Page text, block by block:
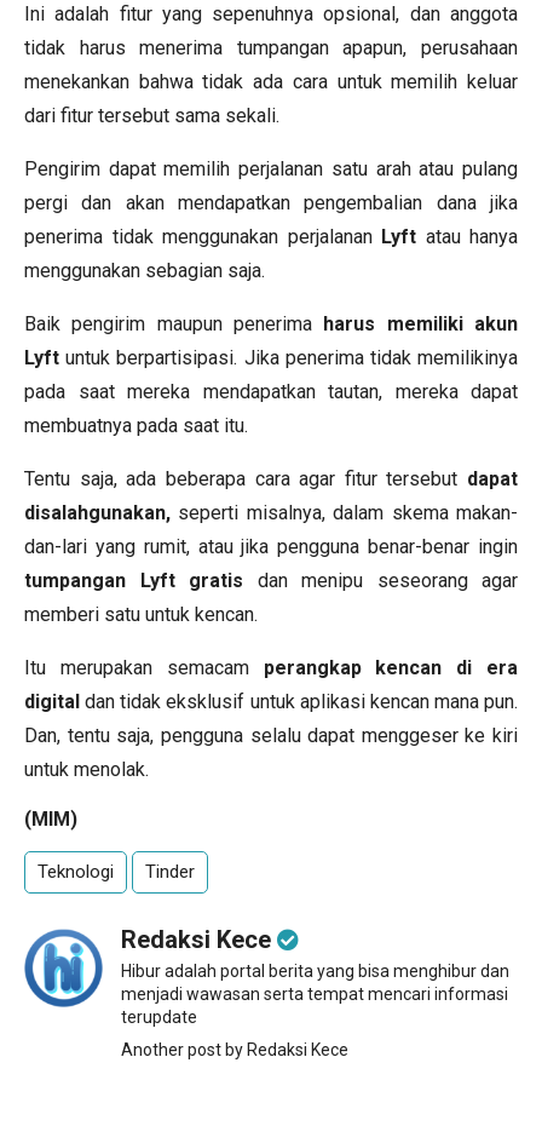
Ini adalah fitur yang sepenuhnya opsional, dan anggota
tidak harus menerima tumpangan apapun, perusahaan
menekankan bahwa tidak ada cara untuk memilih keluar
dari fitur tersebut sama sekali.
Pengirim dapat memilih perjalanan satu arah atau pulang
pergi dan akan mendapatkan pengembalian dana jika
penerima tidak menggunakan perjalanan Lyft atau hanya
menggunakan sebagian saja.
Baik pengirim maupun penerima harus memiliki akun
Lyftuntuk berpartisipasi. Jika penerima tidak memilikinya
pada saat mereka mendapatkan tautan, mereka dapat
membuatnya pada saat itu.
Tentu saja, ada beberapa cara agar fitur tersebut dapat
disalahgunakan, seperti misalnya, dalam skema makan-
dan-lari yang rumit, atau jika pengguna benar-benar ingin
tumpangan Lyft gratis dan menipu seseorang agar
memberi satu untuk kencan.
Itu merupakan semacam perangkap kencan di era
digitaldan tidak eksklusif untuk aplikasi kencan mana pun.
Dan, tentu saja, pengguna selalu dapat menggeser ke kiri
untuk menolak.
(MIM)
Teknologi Tinder
Redaksi Kece
Hibur adalah portal berita yang bisa menghibur dan
menjadi wawasan serta tempat mencari informasi
terupdate
Another post by Redaksi Kece